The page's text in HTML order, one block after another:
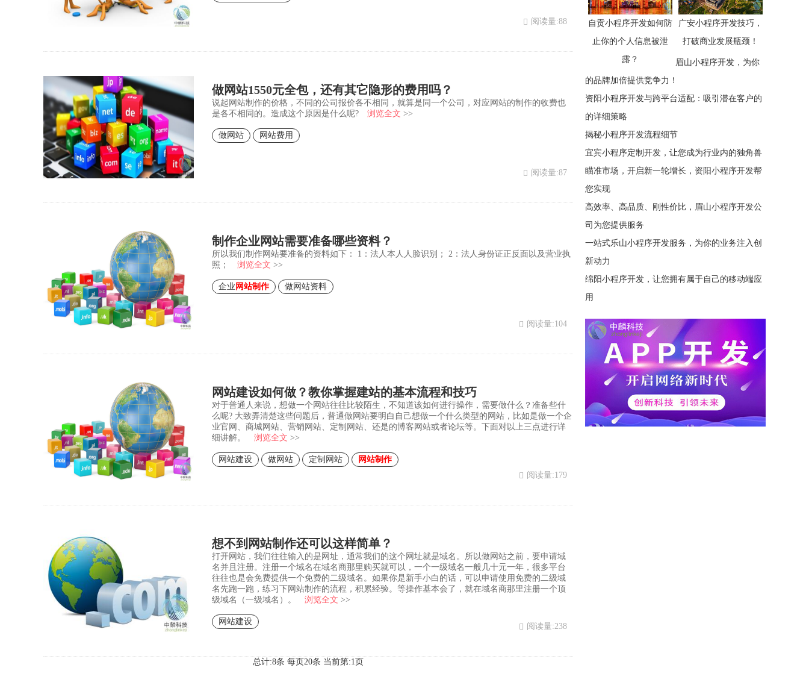
阅读量:88
做网站1550元全包，还有其它隐形的费用吗？
说起网站制作的价格，不同的公司报价各不相同，就算是同一个公司，对应网站的制作的收费也
是各不相同的。造成这个原因是什么呢?
浏览全文 >>
做网站 网站费用
阅读量:87
制作企业网站需要准备哪些资料？
所以我们制作网站要准备的资料如下： 1：法人本人人脸识别； 2：法人身份证正反面以及营业执
照；
浏览全文 >>
企业 网站制作 做网站资料
阅读量:104
网站建设如何做？教你掌握建站的基本流程和技巧
对于普通人来说，想做一个网站往往比较陌生，不知道该如何进行操作，需要做什么？准备些什
么呢? 大致弄清楚这些问题后，普通做网站要明白自己想做一个什么类型的网站，比如是做一个企
业官网、商城网站、营销网站、定制网站、还是的博客网站或者论坛等。下面对以上三点进行详
细讲解。
浏览全文 >>
网站建设 做网站 定制网站
网站制作
阅读量:179
想不到网站制作还可以这样简单？
打开网站，我们往往输入的是网址，通常我们的这个网址就是域名。所以做网站之前，要申请域
名并且注册。注册一个域名在域名商那里购买就可以，一个一级域名一般几十元一年，很多平台
往往也是会免费提供一个免费的二级域名。如果你是新手小白的话，可以申请使用免费的二级域
名先跑一跑，练习下网站制作的流程，积累经验。等操作基本会了，就在域名商那里注册一个顶
级域名（一级域名）。
浏览全文 >>
网站建设
阅读量:238
总计:8条 每页20条 当前第:1页
自贡小程序开发如何防
止你的个人信息被泄
露？
广安小程序开发技巧，
打破商业发展瓶颈！
眉山小程序开发，为你
的品牌加倍提供竞争力！
资阳小程序开发与跨平台适配：吸引潜在客户的
的详细策略
揭秘小程序开发流程细节
宜宾小程序定制开发，让您成为行业内的独角兽
瞄准市场，开启新一轮增长，资阳小程序开发帮
您实现
高效率、高品质、刚性价比，眉山小程序开发公
司为您提供服务
一站式乐山小程序开发服务，为你的业务注入创
新动力
绵阳小程序开发，让您拥有属于自己的移动端应
用